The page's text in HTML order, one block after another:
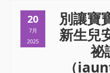
20
7月
2025
別讓寶
新生兒
祕
（